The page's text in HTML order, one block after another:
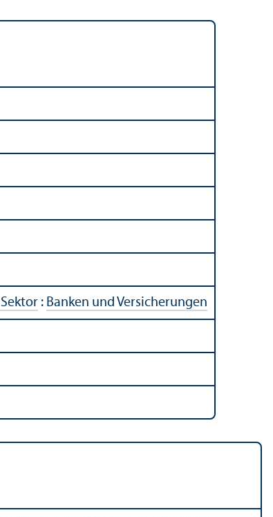
: Banken und Versicherungen